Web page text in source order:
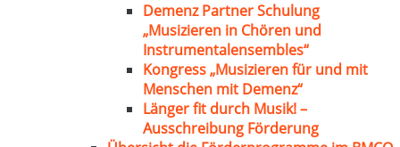
Demenz Partner Schulung
„Musizieren in Chören und
Instrumentalensembles“
Kongress „Musizieren für und mit
Menschen mit Demenz“
Länger fit durch Musik! –
Ausschreibung Förderung